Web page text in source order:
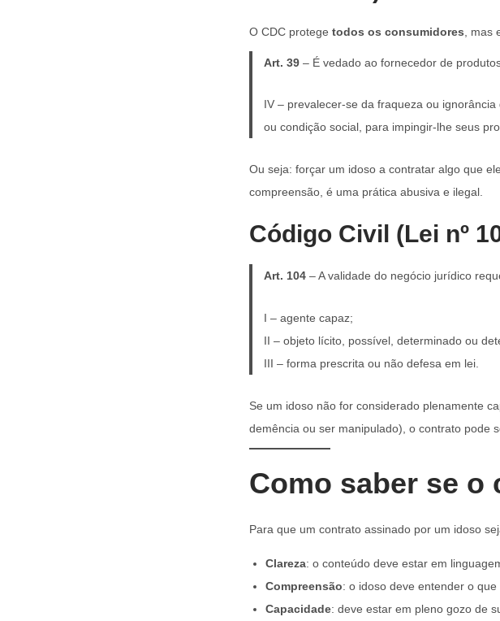
O CDC protege todos os consumidores ,
Art. 39– É vedado ao fornecedor de
IV – prevalecer-se da fraqueza ou
ou condição social, para impingir-lhe seus
Ou seja: forçar um idoso a contratar algo que
compreensão, é uma prática abusiva e ilegal.
Código Civil (Lei nº
Art. 104– A validade do negócio jurídico
I – agente capaz;
II – objeto lícito, possível, determinado ou
III – forma prescrita ou não defesa em lei.
Se um idoso não for considerado plenamente
demência ou ser manipulado), o contrato pode
Como saber se o
Para que um contrato assinado por um idoso
Clareza: o conteúdo deve estar em
Compreensão: o idoso deve entender o
Capacidade: deve estar em pleno gozo de